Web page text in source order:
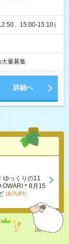
、15:00-15:10）
大量募集
詳細へ
ゆっくりの11
OWARI＊8月15
(8/7UP!)